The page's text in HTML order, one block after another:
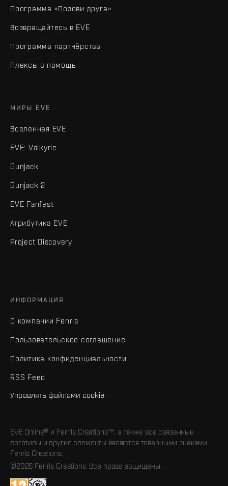
Программа «Позови друга»
Возвращайтесь в EVE
Программа партнёрства
Плексы в помощь
МИРЫ EVE
Вселенная EVE
EVE: Valkyrie
Gunjack
Gunjack 2
EVE Fanfest
Атрибутика EVE
Project Discovery
ИНФОРМАЦИЯ
О компании Fenris
Пользовательское соглашение
Политика конфиденциальности
RSS Feed
Управлять файлами cookie
EVE Online® и Fenris Creations™, а также все связанные
логотипы и другие элементы являются товарными знаками
Fenris Creations.
©2026 Fenris Creations. Все права защищены.